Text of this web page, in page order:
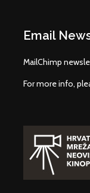
Email
MailChimp
For more info,